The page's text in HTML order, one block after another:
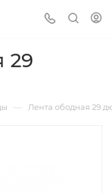
29
— Лента ободная 29